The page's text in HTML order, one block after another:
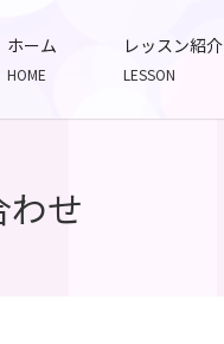
ホーム
HOME
レッスン紹介
LESSON
わせ